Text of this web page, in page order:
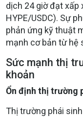
dịch 24 giờ đạt xấp
HYPE/USDC). Sự
phản ứng kỹ thuật
mạnh cơ bản từ hệ
Sức mạnh thị
khoản
Ổn định thị trường
Thị trường phái